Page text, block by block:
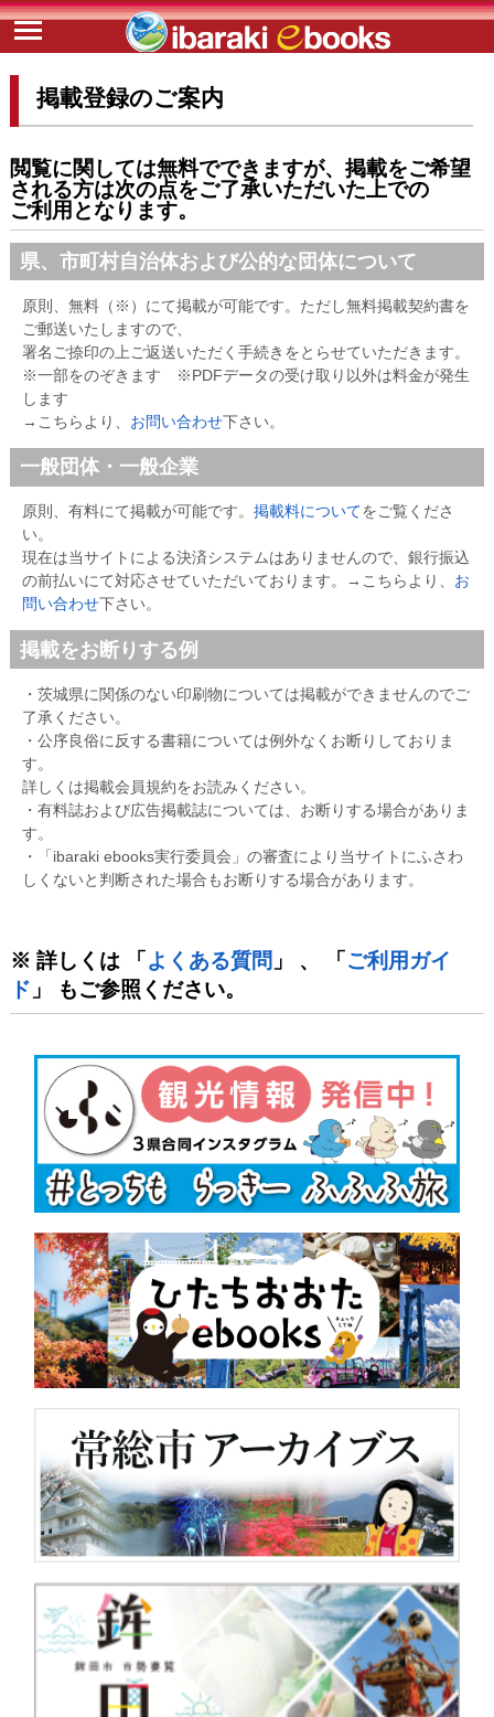
掲載登録のご案内
閲覧に関しては無料でできますが、掲載をご希望
される方は次の点をご了承いただいた上での
ご利用となります。
県、市町村自治体および公的な団体について
原則、無料（※）にて掲載が可能です。ただし無料掲載契約書を
ご郵送いたしますので、
署名ご捺印の上ご返送いただく手続きをとらせていただきます。
※一部をのぞきます ※PDFデータの受け取り以外は料金が発生
します
→こちらより、 お問い合わせ下さい。
一般団体・一般企業
原則、有料にて掲載が可能です。 掲載料についてをご覧くださ
い。
現在は当サイトによる決済システムはありませんので、銀行振込
の前払いにて対応させていただいております。→こちらより、 お
問い合わせ下さい。
掲載をお断りする例
・茨城県に関係のない印刷物については掲載ができませんのでご
了承ください。
・公序良俗に反する書籍については例外なくお断りしておりま
す。
詳しくは掲載会員規約をお読みください。
・有料誌および広告掲載誌については、お断りする場合がありま
す。
・「ibaraki ebooks実行委員会」の審査により当サイトにふさわ
しくないと判断された場合もお断りする場合があります。
※ 詳しくは 「 よくある質問 」 、 「 ご利用ガイ
ド 」 もご参照ください。